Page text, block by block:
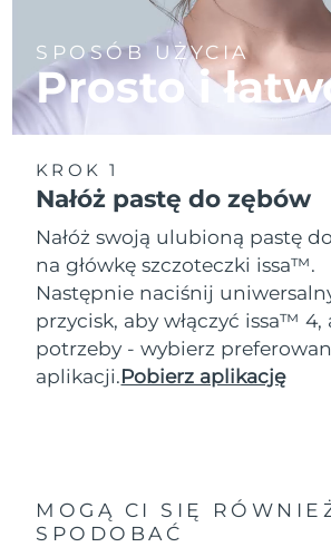
SPOSÓB UŻYCIA
Prosto i
KROK 1
Nałóż pastę do zębów
Nałóż swoją ulubioną pastę
na główkę szczoteczki issa™.
Następnie naciśnij
przycisk, aby włączyć issa™ 4,
potrzeby - wybierz
aplikacji.Pobierz aplikację
MOGĄ CI SIĘ
SPODOBAĆ